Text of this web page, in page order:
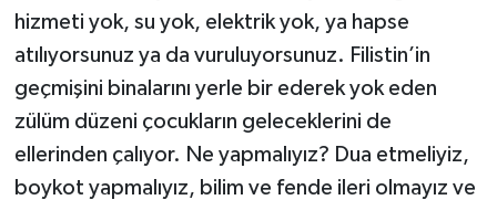
hizmeti yok, su yok, elektrik yok, ya hapse
atılıyorsunuz ya da vuruluyorsunuz. Filistin’in
geçmişini binalarını yerle bir ederek yok eden
zülüm düzeni çocukların geleceklerini de
ellerinden çalıyor. Ne yapmalıyız? Dua etmeliyiz,
boykot yapmalıyız, bilim ve fende ileri olmayız ve